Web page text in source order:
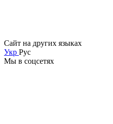
Сайт на других языках
Укр Рус
Мы в соцсетях